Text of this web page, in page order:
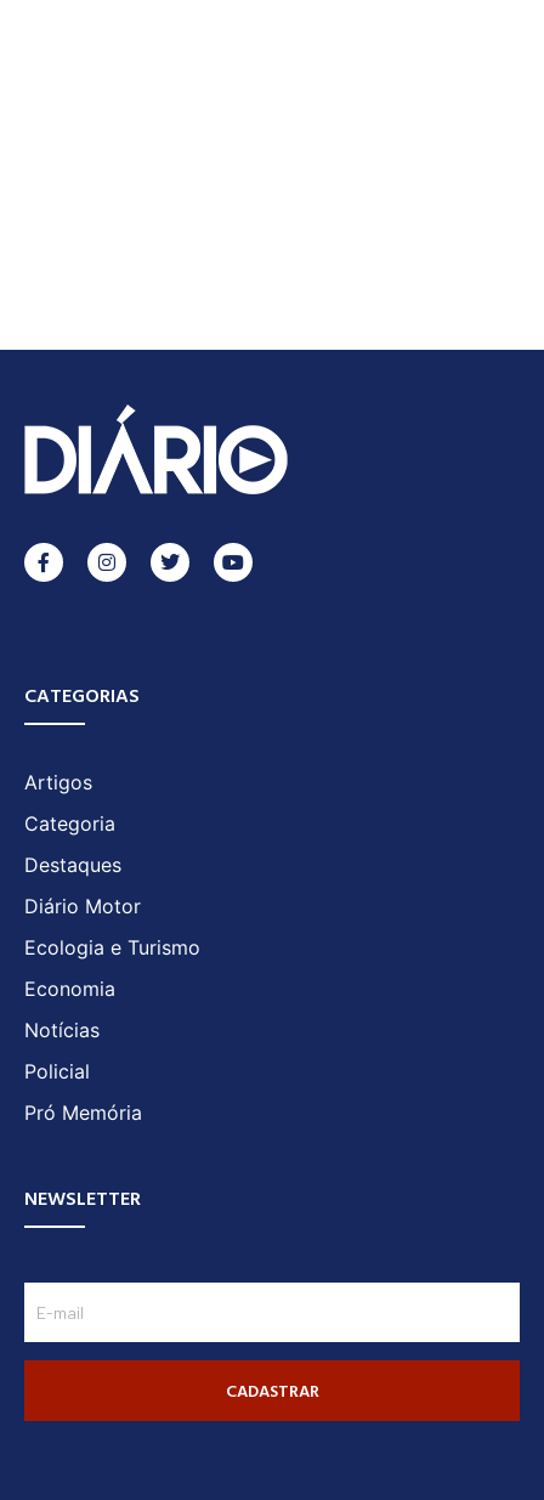
CATEGORIAS
Artigos
Categoria
Destaques
Diário Motor
Ecologia e Turismo
Economia
Notícias
Policial
Pró Memória
NEWSLETTER
CADASTRAR